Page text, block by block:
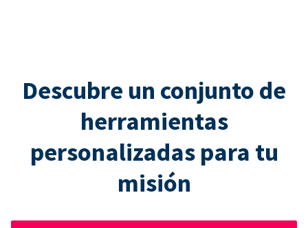
Descubre un conjunto de
herramientas
personalizadas para tu
misión